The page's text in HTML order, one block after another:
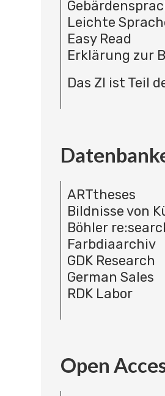
Leichte
Easy Read
Erklärung zur
Das ZI ist Teil
ARTtheses
Bildnisse von
Böhler
Farbdiaarchiv
GDK Research
German Sales
RDK Labor
Open